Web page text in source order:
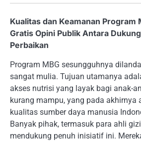
Kualitas dan Keamanan Program
Gratis Opini Publik Antara
Perbaikan
Program MBG sesungguhnya
sangat mulia. Tujuan utamanya
akses nutrisi yang layak bagi anak-
kurang mampu, yang pada akhirnya
kualitas sumber daya manusia
Banyak pihak, termasuk para ahli
mendukung penuh inisiatif ini.